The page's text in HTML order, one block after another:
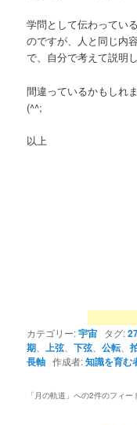
学問として伝わってい
のですが、人と同じ内
で、自分で考えて説明
間違っているかもしれ
(^^;
以上
カテゴリー:宇宙 タグ:
期
上弦 、下弦 、公転 、
長軸 作成者:知識を育む
「 月の軌道 」への2件のフィー